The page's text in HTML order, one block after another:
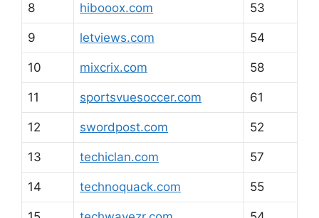
8 hibooox.com 53
9 letviews.com 54
10 mixcrix.com 58
11 sportsvuesoccer.com 61
12 swordpost.com 52
13 techiclan.com 57
14 technoquack.com 55